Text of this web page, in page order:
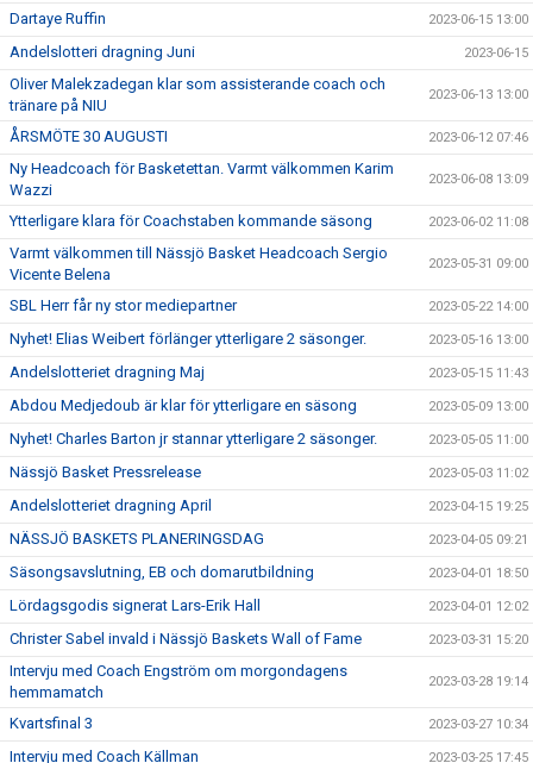
Dartaye Ruffin 2023-06-15 13:00
Andelslotteri dragning Juni 2023-06-15
Oliver Malekzadegan klar som assisterande coach och
tränare på NIU
2023-06-13 13:00
ÅRSMÖTE 30 AUGUSTI 2023-06-12 07:46
Ny Headcoach för Basketettan. Varmt välkommen Karim
Wazzi
2023-06-08 13:09
Ytterligare klara för Coachstaben kommande säsong 2023-06-02 11:08
Varmt välkommen till Nässjö Basket Headcoach Sergio
Vicente Belena
2023-05-31 09:00
SBL Herr får ny stor mediepartner 2023-05-22 14:00
Nyhet! Elias Weibert förlänger ytterligare 2 säsonger. 2023-05-16 13:00
Andelslotteriet dragning Maj 2023-05-15 11:43
Abdou Medjedoub är klar för ytterligare en säsong 2023-05-09 13:00
Nyhet! Charles Barton jr stannar ytterligare 2 säsonger. 2023-05-05 11:00
Nässjö Basket Pressrelease 2023-05-03 11:02
Andelslotteriet dragning April 2023-04-15 19:25
NÄSSJÖ BASKETS PLANERINGSDAG 2023-04-05 09:21
Säsongsavslutning, EB och domarutbildning 2023-04-01 18:50
Lördagsgodis signerat Lars-Erik Hall 2023-04-01 12:02
Christer Sabel invald i Nässjö Baskets Wall of Fame 2023-03-31 15:20
Intervju med Coach Engström om morgondagens
hemmamatch
2023-03-28 19:14
Kvartsfinal 3 2023-03-27 10:34
Intervju med Coach Källman 2023-03-25 17:45